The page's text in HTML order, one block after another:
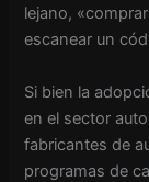
lejano,
escanear un
Si bien la
en el sector
fabricantes de
programas de